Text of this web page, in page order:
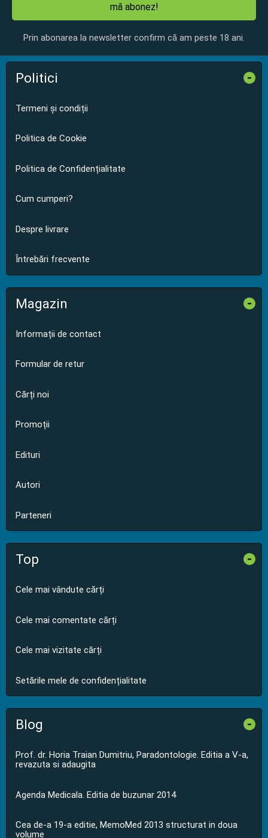
mă abonez!
Prin abonarea la newsletter confirm că am peste 18 ani.
Politici -
Termeni și condiții
Politica de Cookie
Politica de Confidențialitate
Cum cumperi?
Despre livrare
Întrebări frecvente
Magazin -
Informații de contact
Formular de retur
Cărți noi
Promoții
Edituri
Autori
Parteneri
Top -
Cele mai vândute cărți
Cele mai comentate cărți
Cele mai vizitate cărți
Setările mele de confidențialitate
Blog -
Prof. dr. Horia Traian Dumitriu, Paradontologie. Editia a V-a,
revazuta si adaugita
Agenda Medicala. Editia de buzunar 2014
Cea de-a 19-a editie, MemoMed 2013 structurat in doua
volume